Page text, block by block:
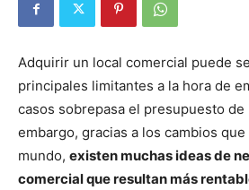
Adquirir un local comercial puede
principales limitantes a la hora de
casos sobrepasa el presupuesto
embargo, gracias a los cambios
mundo, existen muchas ideas de
comercial que resultan más